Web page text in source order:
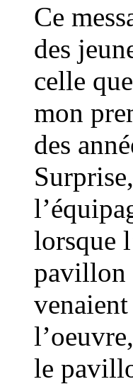
Ce
des
celle
mon
des
lorsque
pavillon
le